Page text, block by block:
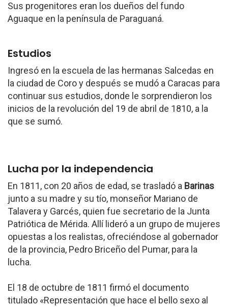
Sus progenitores eran los dueños del fundo
Aguaque en la península de Paraguaná.
Estudios
Ingresó en la escuela de las hermanas Salcedas en
la ciudad de Coro y después se mudó a Caracas para
continuar sus estudios, donde le sorprendieron los
inicios de la revolución del 19 de abril de 1810, a la
que se sumó.
Lucha por la independencia
En 1811, con 20 años de edad, se trasladó a Barinas
junto a su madre y su tío, monseñor Mariano de
Talavera y Garcés, quien fue secretario de la Junta
Patriótica de Mérida. Allí lideró a un grupo de mujeres
opuestas a los realistas, ofreciéndose al gobernador
de la provincia, Pedro Briceño del Pumar, para la
lucha.
El 18 de octubre de 1811 firmó el documento
titulado «Representación que hace el bello sexo al